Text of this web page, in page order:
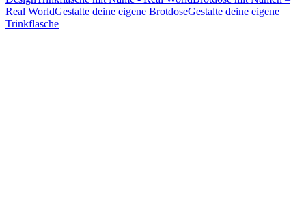
Real WorldGestalte deine eigene BrotdoseGestalte deine eigene
Trinkflasche